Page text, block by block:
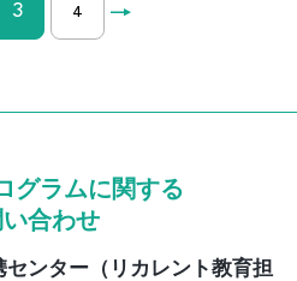
3 4
グラムに関する
合わせ
ンター（リカレント教育担